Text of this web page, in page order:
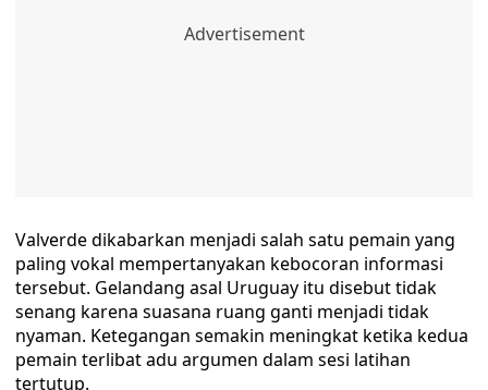
Valverde dikabarkan menjadi salah satu pemain yang
paling vokal mempertanyakan kebocoran informasi
tersebut. Gelandang asal Uruguay itu disebut tidak
senang karena suasana ruang ganti menjadi tidak
nyaman. Ketegangan semakin meningkat ketika kedua
pemain terlibat adu argumen dalam sesi latihan
tertutup.